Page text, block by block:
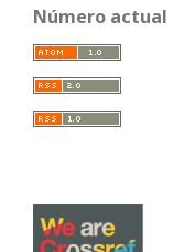
Número actual